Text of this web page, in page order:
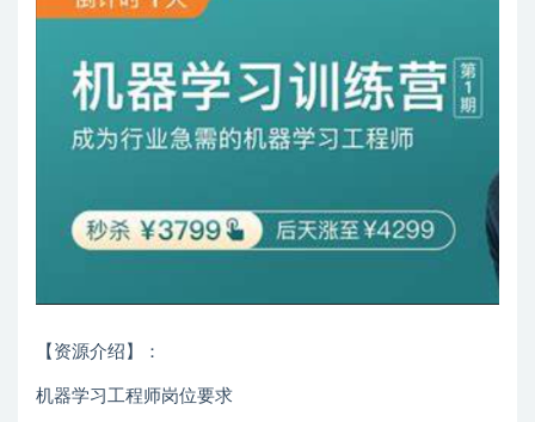
【资源介绍】：
机器学习工程师岗位要求